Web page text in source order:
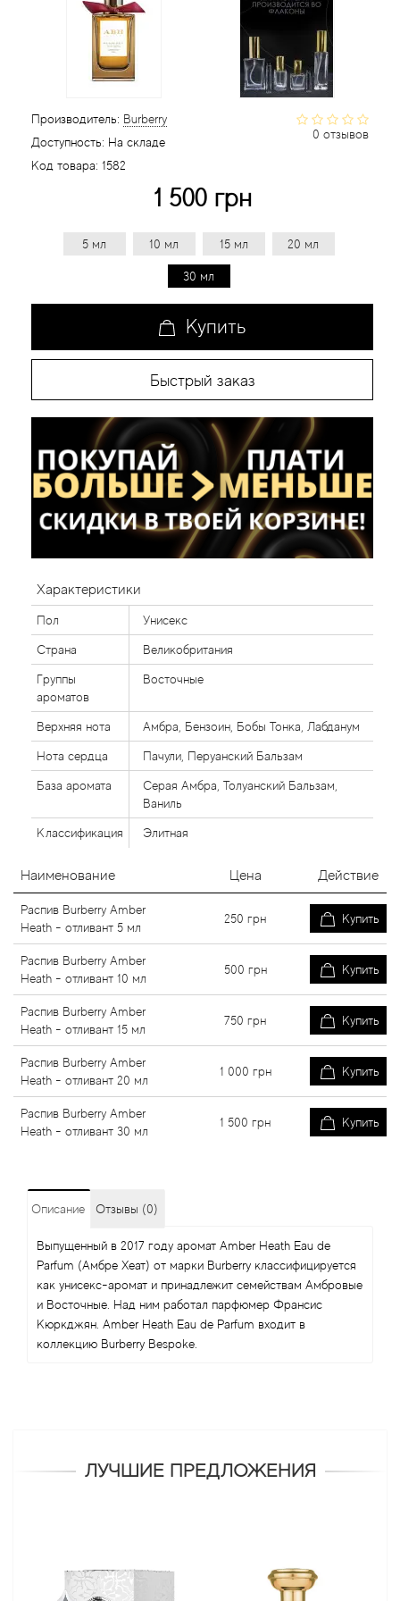
0 отзывов
Производитель: Burberry
Доступность: На складе
Код товара: 1582
1 500 грн
5 мл 10 мл 15 мл 20 мл
30 мл
Купить
Быстрый заказ
Характеристики
Пол Унисекс
Страна Великобритания
Группы
ароматов
Восточные
Верхняя нота Амбра, Бензоин, Бобы Тонка, Лабданум
Нота сердца Пачули, Перуанский Бальзам
База аромата
Серая Амбра, Толуанский Бальзам,
Ваниль
Классификация Элитная
Наименование Цена Действие
Распив Burberry Amber
Heath - отливант 5 мл
250 грн Купить
Распив Burberry Amber
Heath - отливант 10 мл
500 грн Купить
Распив Burberry Amber
Heath - отливант 15 мл
750 грн Купить
Распив Burberry Amber
Heath - отливант 20 мл
1 000 грн Купить
Распив Burberry Amber
Heath - отливант 30 мл
1 500 грн Купить
Описание Отзывы (0)
Выпущенный в 2017 году аромат Amber Heath Eau de
Parfum (Амбре Хеат) от марки Burberry классифицируется
как унисекс-аромат и принадлежит семействам Амбровые
и Восточные. Над ним работал парфюмер Франсис
Кюркджян. Amber Heath Eau de Parfum входит в
коллекцию Burberry Bespoke.
ЛУЧШИЕ ПРЕДЛОЖЕНИЯ